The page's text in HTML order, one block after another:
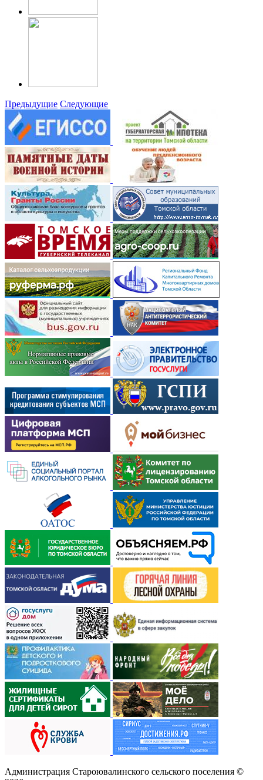
Предыдущие Следующие
Администрация Староювалинского сельского поселения ©